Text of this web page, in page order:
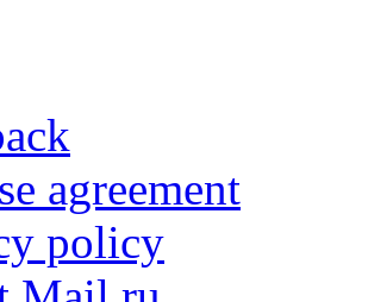
agreement
policy